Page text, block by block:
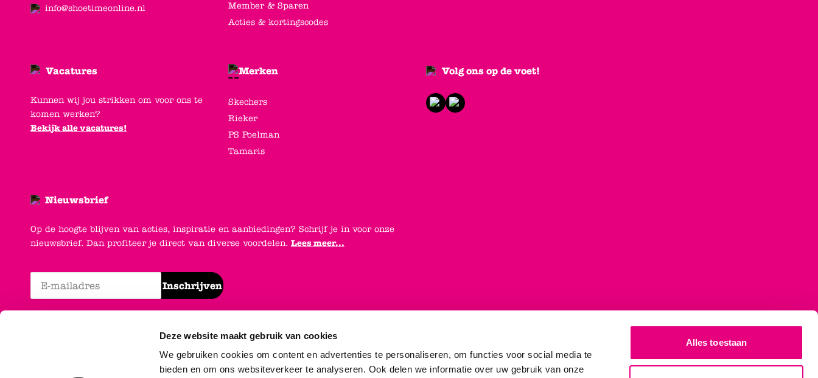
Deze website maakt gebruik van cookies
We gebruiken cookies om content en advertenties te personaliseren, om functies voor social media te
bieden en om ons websiteverkeer te analyseren. Ook delen we informatie over uw gebruik van onze
Alles toestaan
info@shoetimeonline.nl
Member & Sparen
Acties & kortingscodes
Vacatures
Kunnen wij jou strikken om voor ons te
komen werken?
Bekijk alle vacatures!
Merken
Skechers
Rieker
PS Poelman
Tamaris
Volg ons op de voet!
Nieuwsbrief
Op de hoogte blijven van acties, inspiratie en aanbiedingen? Schrijf je in voor onze
nieuwsbrief. Dan profiteer je direct van diverse voordelen. Lees meer...
Inschrijven